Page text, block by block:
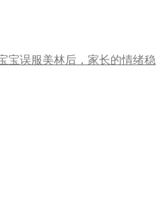
宝误服美林后，家长的情绪稳